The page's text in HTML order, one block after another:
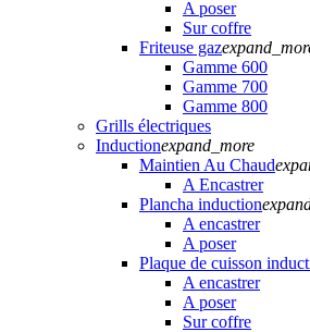
A poser
Sur coffre
Friteuse gaz
Gamme 600
Gamme 700
Gamme 800
Grills électriques
Inductionexpand_more
Maintien Au Chaud
A Encastrer
Plancha induction
A encastrer
A poser
Plaque de cuisson
A encastrer
A poser
Sur coffre